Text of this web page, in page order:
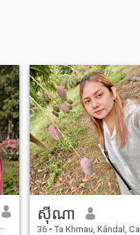
សុីណា
36 • Ta Khmau, Kândal, Cambodja